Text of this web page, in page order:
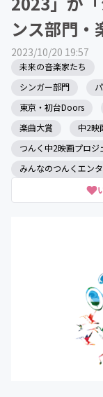
ンス部門・
2023/10/20 19:57
未来の音楽家たち
シンガー部門
東京・初台Doors
楽曲大賞
中2映
つんく中2映画プロジ
みんなのつんくエン